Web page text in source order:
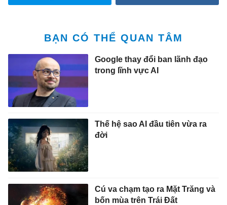
BẠN CÓ THỂ QUAN TÂM
Google thay đổi ban lãnh đạo
trong lĩnh vực AI
Thế hệ sao AI đầu tiên vừa ra
đời
Cú va chạm tạo ra Mặt Trăng và
bốn mùa trên Trái Đất